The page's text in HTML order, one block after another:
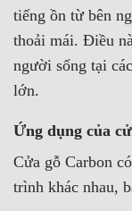
tiếng ồn từ bên
thoải mái. Điều
người sống tại
lớn.
Ứng dụng của
Cửa gỗ Carbon
trình khác nhau,